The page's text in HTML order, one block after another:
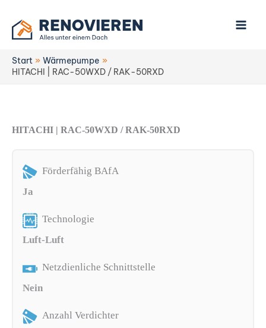
Inhalt
springen
Start
Wärmepumpe
HITACHI | RAC-50WXD / RAK-50RXD
HITACHI | RAC-50WXD / RAK-50RXD
Förderfähig BAfA
Ja
Technologie
Luft-Luft
Netzdienliche Schnittstelle
Nein
Anzahl Verdichter